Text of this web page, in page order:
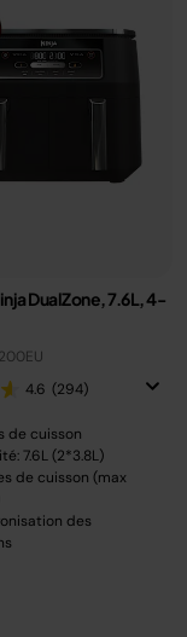
DualZone, 7.6L, 4-
4.6 (294)
de cuisson
7.6L (2*3.8L)
de cuisson (max
des